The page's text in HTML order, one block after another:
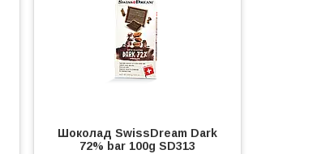
Шоколад SwissDream Dark
72% bar 100g SD313